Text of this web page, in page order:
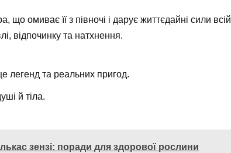
омиває її з півночі і дарує життєдайні сили всій
відпочинку та натхнення.
легенд та реальних пригод.
й тіла.
зензі: поради для здорової рослини